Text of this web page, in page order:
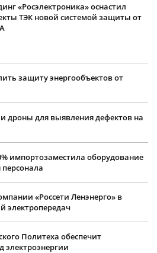
«Росэлектроника» оснастил
ТЭК новой системой защиты от
защиту энергообъектов от
дроны для выявления дефектов на
импортозаместила оборудование
«Россети Ленэнерго» в
электропередач
Политеха обеспечит
электроэнергии